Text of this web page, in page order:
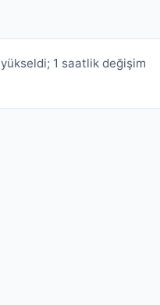
yükseldi; 1 saatlik değişim